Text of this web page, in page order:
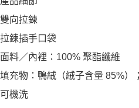
雙向拉鍊
拉鍊插手口袋
面料／內裡：100% 聚酯纖維
填充物：鴨絨（絨子含量 85%）
可機洗